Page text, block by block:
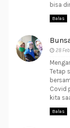
bisa
Balas
28
Tetap
Covid
kita
Balas